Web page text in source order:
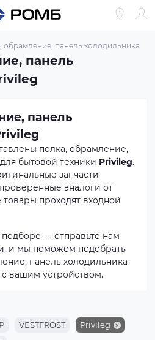
обрамление, панель холодильника
панель
панель
полка, обрамление,
бытовой техники Privileg.
запчасти
аналоги от
проходят входной
— отправьте нам
и мы поможем подобрать
панель холодильника
вашим устройством.
VESTFROST
Privileg